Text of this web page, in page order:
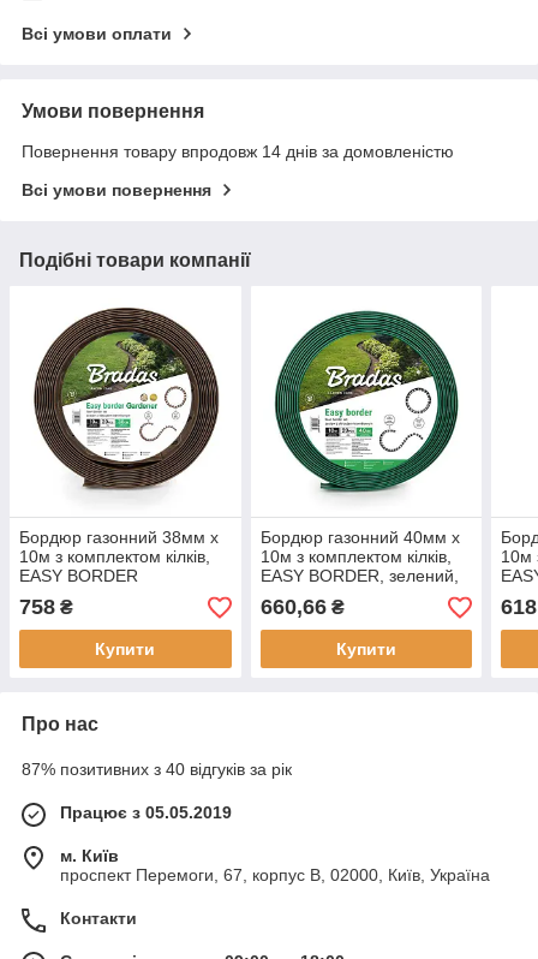
Всі умови оплати
Умови повернення
Повернення товару впродовж 14 днів за домовленістю
Всі умови повернення
Подібні товари компанії
Бордюр газонний 38мм х
10м з комплектом кілків,
EASY BORDER
коричневий,
OBEBR3810SET
758 ₴
Купити
Бордюр газонний 40мм х
10м з комплектом кілків,
EASY BORDER, зелений,
OBEGR4010SET
660,66₴
Купити
10м
Про нас
87% позитивних з 40 відгуків за рік
Працює з 05.05.2019
м. Київ
проспект Перемоги, 67, корпус В, 02000, Київ, Україна
Контакти